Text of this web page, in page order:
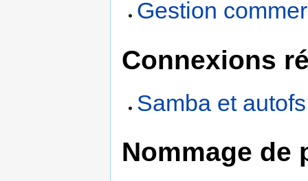
Gestion
Connexions
Samba et autofs
Nommage de